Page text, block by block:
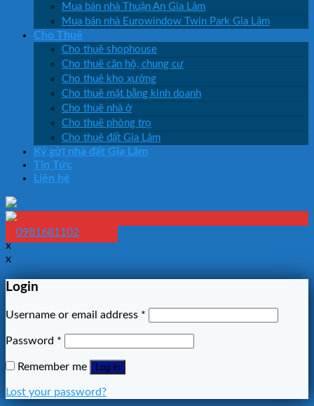
Mua bán nhà Thuận An Gia Lâm
Mua bán nhà Eurowindow Twin Park Gia Lâm
Cho Thuê
Cho thuê shophouse
Cho thuê căn hộ, chung cư
Cho thuê kho xưởng
Cho thuê mặt bằng kinh doanh
Cho thuê nhà ở
Cho thuê phòng trọ
Cho thuê đất Gia Lâm
Ký gửi nhà đất Gia Lâm
Tin Tức
Liên hệ
0981681102
x
x
Login
Username or email address *
Password *
Remember me Log in
Lost your password?